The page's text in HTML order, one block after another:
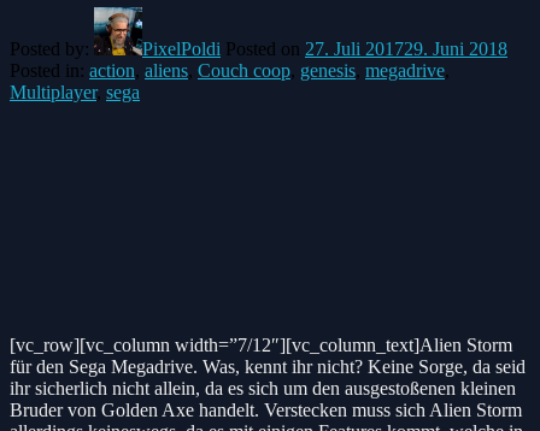
Posted by: PixelPoldi Posted on 27. Juli 201729. Juni 2018
Posted in: action, aliens, Couch coop, genesis, megadrive,
Multiplayer, sega
[vc_row][vc_column width=”7/12″][vc_column_text]Alien Storm
für den Sega Megadrive. Was, kennt ihr nicht? Keine Sorge, da seid
ihr sicherlich nicht allein, da es sich um den ausgestoßenen kleinen
Bruder von Golden Axe handelt. Verstecken muss sich Alien Storm